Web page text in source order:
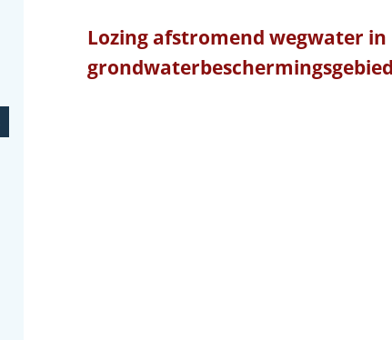
Lozing afstromend wegwater in
grondwaterbeschermingsgebied